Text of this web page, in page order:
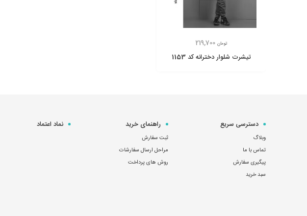
تومان 219,700
تیشرت شلوار دخترانه کد 1153
دسترسی سریع
وبلاگ
تماس با ما
پیگیری سفارش
سبد خرید
راهنمای خرید
ثبت سفارش
مراحل ارسال سفارشات
روش های پرداخت
نماد اعتماد